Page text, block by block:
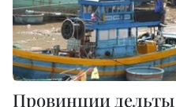
Провинции